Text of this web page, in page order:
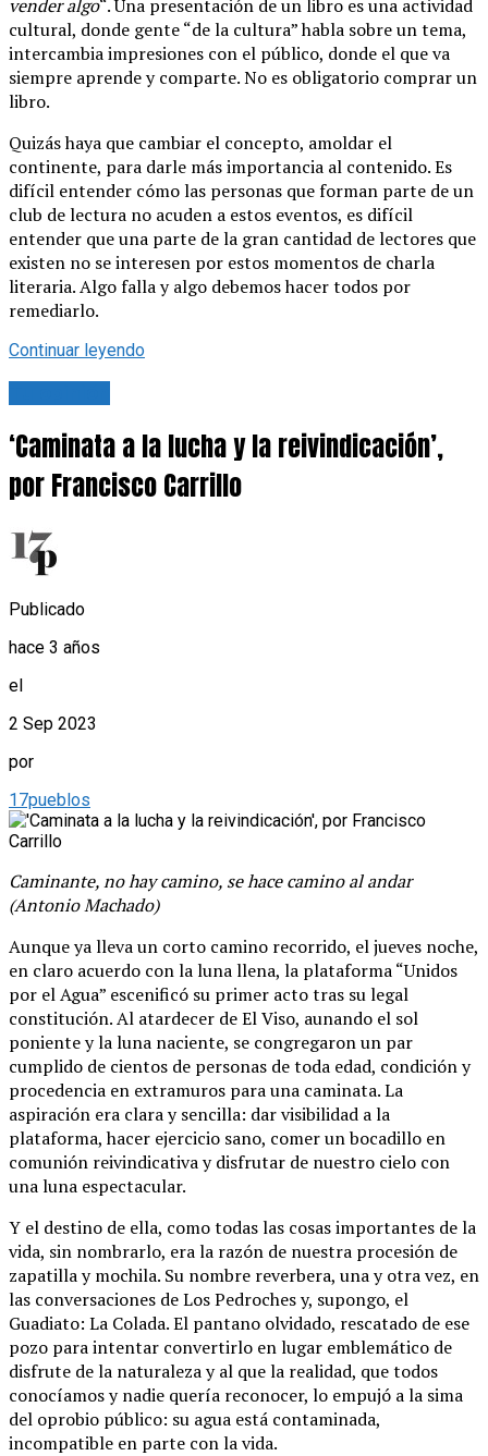
vender algo“. Una presentación de un libro es una actividad
cultural, donde gente “de la cultura” habla sobre un tema,
intercambia impresiones con el público, donde el que va
siempre aprende y comparte. No es obligatorio comprar un
libro.
Quizás haya que cambiar el concepto, amoldar el
continente, para darle más importancia al contenido. Es
difícil entender cómo las personas que forman parte de un
club de lectura no acuden a estos eventos, es difícil
entender que una parte de la gran cantidad de lectores que
existen no se interesen por estos momentos de charla
literaria. Algo falla y algo debemos hacer todos por
remediarlo.
Continuar leyendo
‘Caminata a la lucha y la reivindicación’,
por Francisco Carrillo
Publicado
hace 3 años
el
2 Sep 2023
por
17pueblos
Caminante, no hay camino, se hace camino al andar
(Antonio Machado)
Aunque ya lleva un corto camino recorrido, el jueves noche,
en claro acuerdo con la luna llena, la plataforma “Unidos
por el Agua” escenificó su primer acto tras su legal
constitución. Al atardecer de El Viso, aunando el sol
poniente y la luna naciente, se congregaron un par
cumplido de cientos de personas de toda edad, condición y
procedencia en extramuros para una caminata. La
aspiración era clara y sencilla: dar visibilidad a la
plataforma, hacer ejercicio sano, comer un bocadillo en
comunión reivindicativa y disfrutar de nuestro cielo con
una luna espectacular.
Y el destino de ella, como todas las cosas importantes de la
vida, sin nombrarlo, era la razón de nuestra procesión de
zapatilla y mochila. Su nombre reverbera, una y otra vez, en
las conversaciones de Los Pedroches y, supongo, el
Guadiato: La Colada. El pantano olvidado, rescatado de ese
pozo para intentar convertirlo en lugar emblemático de
disfrute de la naturaleza y al que la realidad, que todos
conocíamos y nadie quería reconocer, lo empujó a la sima
del oprobio público: su agua está contaminada,
incompatible en parte con la vida.